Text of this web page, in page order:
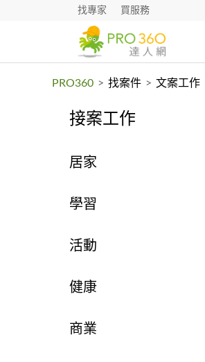
找專家 買服務
PRO360 > 找案件 > 文案工作
接案工作
居家
學習
活動
健康
商業